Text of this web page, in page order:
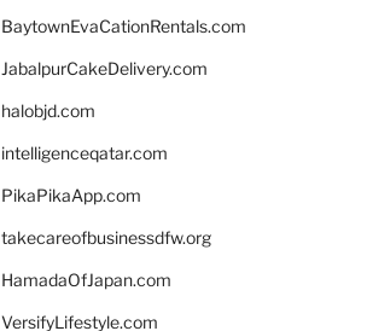
BaytownEvaCationRentals.com
JabalpurCakeDelivery.com
halobjd.com
intelligenceqatar.com
PikaPikaApp.com
takecareofbusinessdfw.org
HamadaOfJapan.com
VersifyLifestyle.com